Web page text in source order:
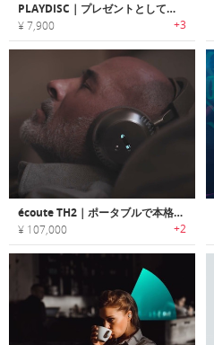
PLAYDISC｜プレゼントとして贈ることができる新世代のミックステープ
¥ 7,900 +3
écoute TH2｜ポータブルで本格的な Hi-Fi 音質を実現するヘッドホン型システム
¥ 107,000 +2